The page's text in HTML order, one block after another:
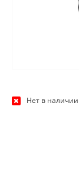
Нет в наличии